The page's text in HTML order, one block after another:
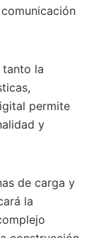
la
permite
y
de carga y
la